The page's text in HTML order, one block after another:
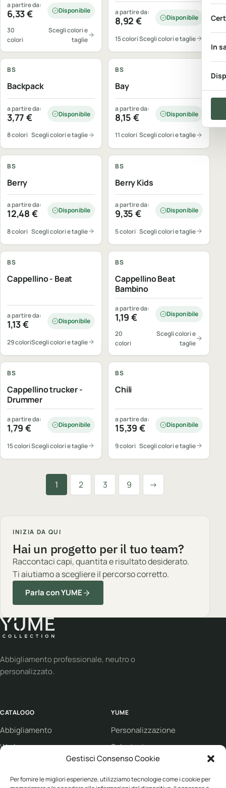
Gestisci Consenso Cookie
Per fornire le migliori esperienze, utilizziamo tecnologie come i cookie per
In
a partire da:
6,33€ Disponibile
30
colori
Scegli colori e
taglie
a partire da:
8,92€ Disponibile
15 coloriScegli colori e taglie
BS
Backpack
a partire da:
3,77€ Disponibile
8 colori Scegli colori e taglie
BS
Bay
a partire da:
8,15€ Disponibile
11 colori Scegli colori e taglie
BS
Berry
a partire da:
12,48 € Disponibile
8 colori Scegli colori e taglie
BS
Berry Kids
a partire da:
9,35€ Disponibile
5 colori Scegli colori e taglie
BS
Cappellino - Beat
a partire da:
1,13€ Disponibile
29 coloriScegli colori e taglie
BS
Cappellino Beat
Bambino
a partire da:
1,19€ Disponibile
20
colori
Scegli colori e
taglie
BS
Cappellino trucker -
Drummer
a partire da:
1,79€ Disponibile
15 coloriScegli colori e taglie
BS
Chili
a partire da:
15,39 € Disponibile
9 colori Scegli colori e taglie
1 2 3 9 →
Successiva
INIZIA DA QUI
Hai un progetto per il tuo team?
Raccontaci capi, quantita e risultato desiderato.
Ti aiutiamo a scegliere il percorso corretto.
Parla con YUME
Abbigliamento professionale, neutro o
personalizzato.
CATALOGO
Abbigliamento
Workwear
Eco collection
YUME
Personalizzazione
Soluzioni
Supporto
Condizioni di vendita